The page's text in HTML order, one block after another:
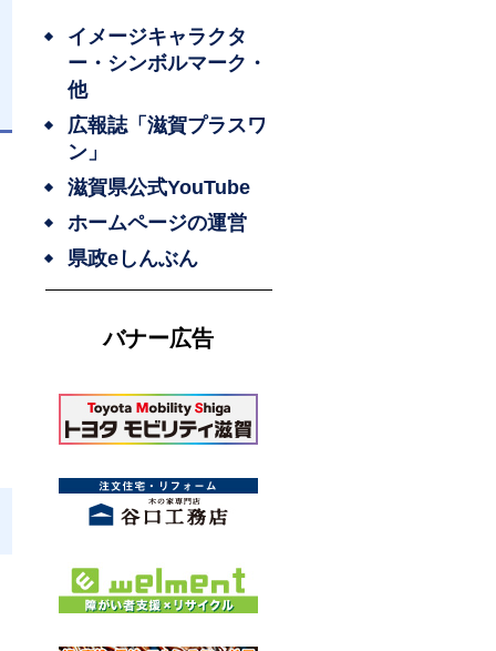
イメージキャラクタ
ー・シンボルマーク・
他
広報誌「滋賀プラスワ
ン」
滋賀県公式YouTube
ホームページの運営
県政eしんぶん
バナー広告